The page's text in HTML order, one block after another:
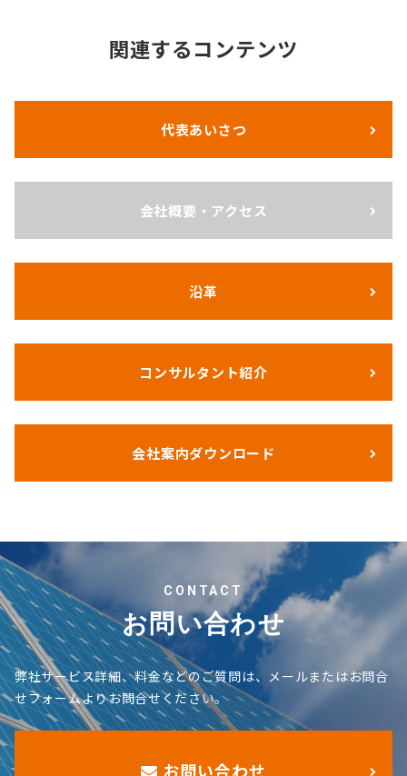
関連するコンテンツ
代表あいさつ
会社概要・アクセス
沿革
コンサルタント紹介
会社案内ダウンロード
CONTACT
お問い合わせ
弊社サービス詳細、料金などのご質問は、メールまたはお問合
せフォームよりお問合せください。
お問い合わせ